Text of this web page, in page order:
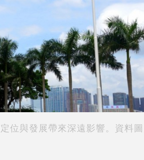
位與發展帶來深遠影響。資料